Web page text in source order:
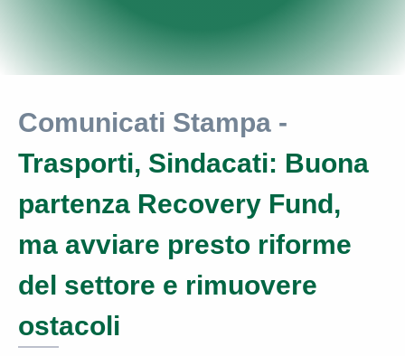
Comunicati Stampa -
Trasporti, Sindacati: Buona
partenza Recovery Fund,
ma avviare presto riforme
del settore e rimuovere
ostacoli